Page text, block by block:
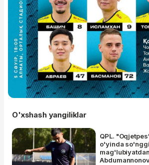
O'xshash yangiliklar
QPL.
o'yinda